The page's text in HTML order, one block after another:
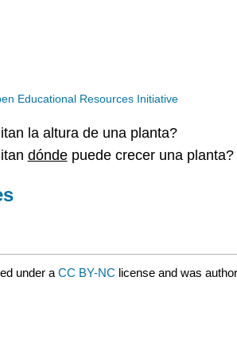
Educational Resources Initiative
la altura de una planta?
dóndepuede crecer una planta?
under a CC BY-NC license and was